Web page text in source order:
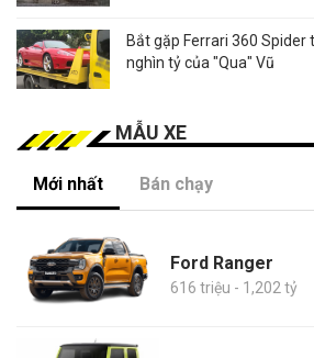
Bắt gặp Ferrari 360 Spider
nghìn tỷ của "Qua" Vũ
MẪU XE
Mới nhất Bán chạy
Ford Ranger
616 triệu - 1,202 tỷ